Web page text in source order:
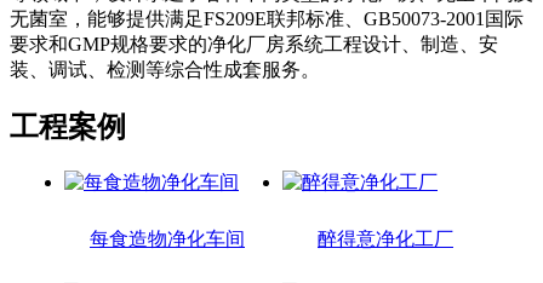
无菌室，能够提供满足FS209E联邦标准、GB50073-2001国际
要求和GMP规格要求的净化厂房系统工程设计、制造、安
装、调试、检测等综合性成套服务。
工程案例
每食造物净化车间 醉得意净化工厂